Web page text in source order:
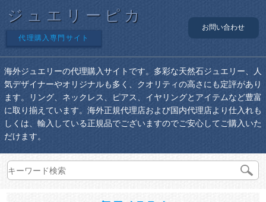
ジュエリーピカ
代理購入専門サイト
お問い合わせ
海外ジュエリーの代理購入サイトです。多彩な天然石ジュエリー、人
気デザイナーやオリジナルも多く、クオリティの高さにも定評があり
ます。リング、ネックレス、ピアス、イヤリングとアイテムなど豊富
に取り揃えています。海外正規代理店および国内代理店より仕入れも
しくは、輸入している正規品でございますのでご安心してご購入いた
だけます。